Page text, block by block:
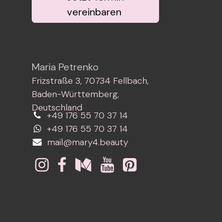
vereinbaren
Maria Petrenko
Frizstraße 3, 70734 Fellbach,
Baden-Württemberg,
Deutschland
+49 176 55 70 37 14
+49 176 55 70 37 14
mail@mary4.beauty